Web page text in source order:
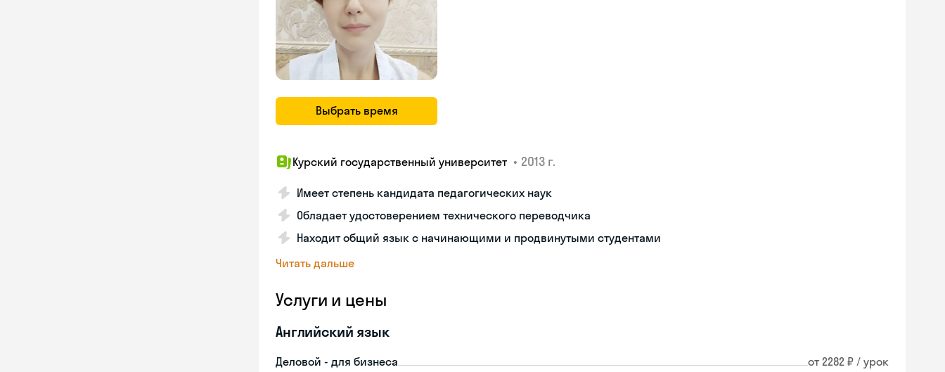
Выбрать время
Курский государственный университет • 2013 г.
Имеет степень кандидата педагогических наук
Обладает удостоверением технического переводчика
Находит общий язык с начинающими и продвинутыми студентами
Читать дальше
Услуги и цены
Английский язык
Деловой - для бизнеса от 2282 ₽ / урок